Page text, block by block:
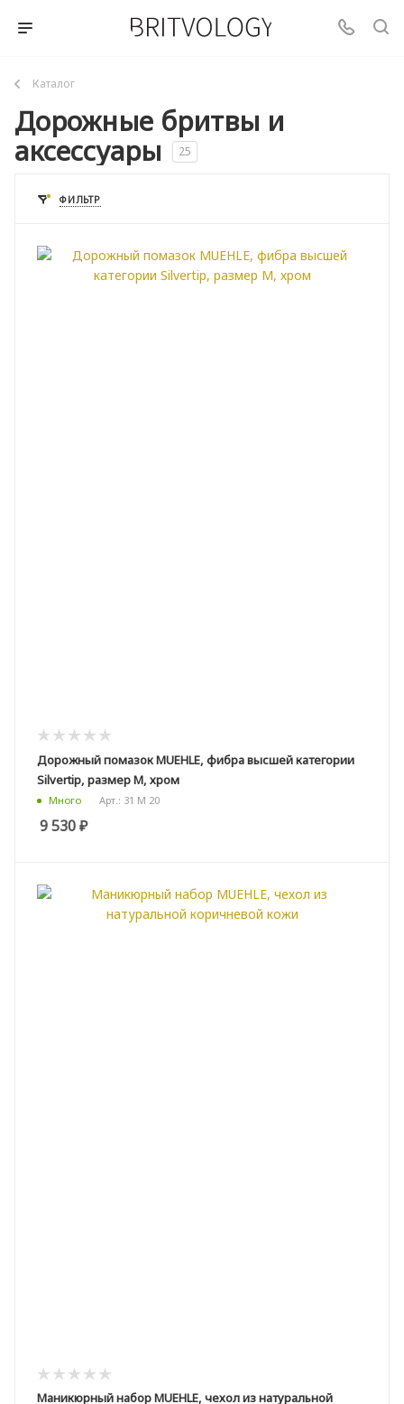
Каталог
Дорожные бритвы и
аксессуары
25
ФИЛЬТР
Дорожный помазок MUEHLE, фибра высшей категории
Silvertip, размер M, хром
Много Арт.: 31 M 20
9 530₽
Маникюрный набор MUEHLE, чехол из натуральной